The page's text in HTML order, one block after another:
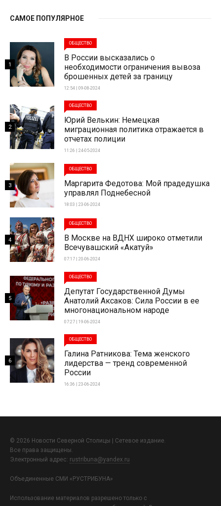
САМОЕ ПОПУЛЯРНОЕ
ОБЩЕСТВО
В России высказались о
необходимости ограничения вывоза
брошенных детей за границу
12:54 | 09-08-2024
1
ОБЩЕСТВО
Юрий Велькин: Немецкая
миграционная политика отражается в
отчетах полиции
11:26 | 24-05-2024
2
ОБЩЕСТВО
Маргарита Федотова: Мой прадедушка
управлял Поднебесной
18:03 | 23-06-2024
3
ОБЩЕСТВО
В Москве на ВДНХ широко отметили
Всечувашский «Акатуй»
07:17 | 20-06-2024
4
ОБЩЕСТВО
Депутат Государственной Думы
Анатолий Аксаков: Сила России в ее
многонациональном народе
07:27 | 19-06-2024
5
ОБЩЕСТВО
Галина Ратникова: Тема женского
лидерства — тренд современной
России
16:36 | 23-06-2024
6
© 2026 Новости Северной Столицы | Сетевое издание.
Все права защищены.
Электронный адрес: rustribuna@yandex.ru
Объединенные СМИ «РУСТРИБУНА»
Использование материалов разрешено только с